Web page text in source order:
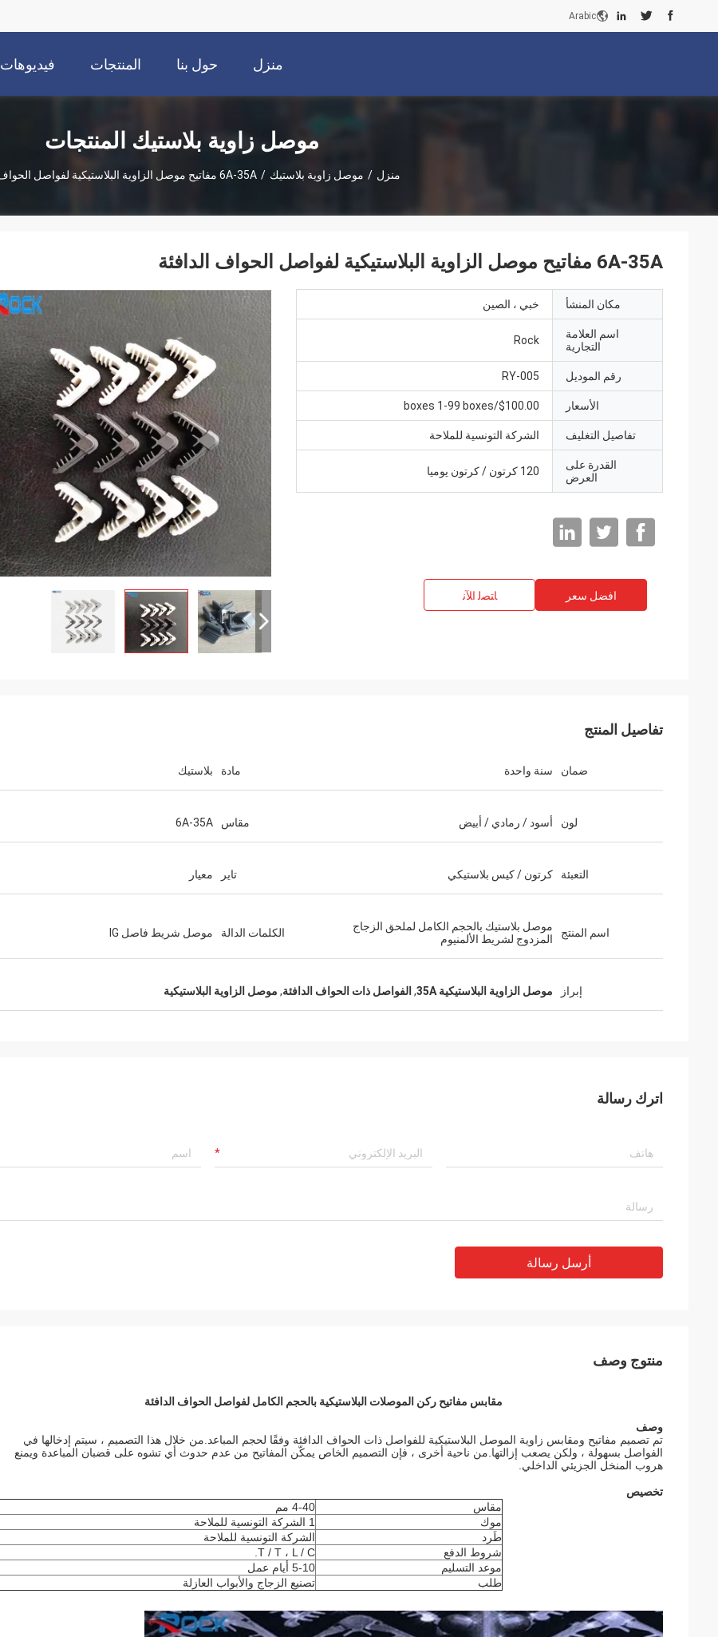
Arabic
منزل حول بنا المنتجات فيديوهات
موصل زاوية بلاستيك المنتجات
منزل / موصل زاوية بلاستيك / 6A-35A مفاتيح موصل الزاوية البلاستيكية لفواصل الحواف الدافئة
6A-35A مفاتيح موصل الزاوية البلاستيكية لفواصل الحواف الدافئة
مكان المنشأ خبي ، الصين
اسم العلامة
التجارية
Rock
رقم الموديل RY-005
الأسعار $100.00/boxes 1-99 boxes
تفاصيل التغليف الشركة التونسية للملاحة
القدرة على
العرض
120 كرتون / كرتون يوميا
افضل سعر ﺎﺘﺼﻟ ﺍﻶﻧ
تفاصيل المنتج
ضمان سنة واحدة مادة بلاستيك
لون أسود / رمادي / أبيض مقاس 6A-35A
التعبئة كرتون / كيس بلاستيكي تاير معيار
اسم المنتج
موصل بلاستيك بالحجم الكامل لملحق الزجاج
المزدوج لشريط الألمنيوم
الكلمات الدالة موصل شريط فاصل IG
إبراز موصل الزاوية البلاستيكية 35A , الفواصل ذات الحواف الدافئة, موصل الزاوية البلاستيكية
اترك رسالة
أرسل رسالة
منتوج وصف
مقابس مفاتيح ركن الموصلات البلاستيكية بالحجم الكامل لفواصل الحواف الدافئة
وصف
تم تصميم مفاتيح ومقابس زاوية الموصل البلاستيكية للفواصل ذات الحواف الدافئة وفقًا لحجم المباعد.من خلال هذا التصميم ، سيتم إدخالها في
الفواصل بسهولة ، ولكن يصعب إزالتها.من ناحية أخرى ، فإن التصميم الخاص يمكّن المفاتيح من عدم حدوث أي تشوه على قضبان المباعدة ويمنع
هروب المنخل الجزيئي الداخلي.
تخصيص
مقاس
4-40 مم
موك
1 الشركة التونسية للملاحة
طَرد
الشركة التونسية للملاحة
شروط الدفع
T / T ، L / C.
موعد التسليم
5-10 أيام عمل
طلب
تصنيع الزجاج والأبواب العازلة